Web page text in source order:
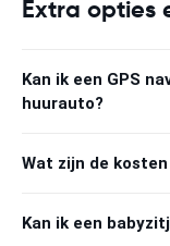
Extra opties
Kan ik een GPS
huurauto?
Wat zijn de
Kan ik een